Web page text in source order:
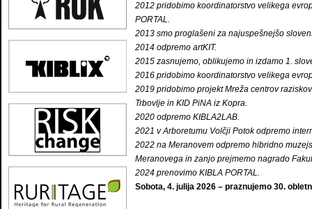
2012 pridobimo koordinatorstvo velikega
PORTAL.
2013 smo proglašeni za najuspešnejšo
2014 odpremo artKIT.
2015 zasnujemo, oblikujemo in izdamo 1.
2016 pridobimo koordinatorstvo velikega
2019 pridobimo projekt Mreža centrov
Trbovlje in KID PiNA iz Kopra.
2020 odpremo KIBLA2LAB.
2021 v Arboretumu Volčji Potok odpremo
2022 na Meranovem odpremo hibridno
Meranovega in zanjo prejmemo nagrado
2024 prenovimo KIBLA PORTAL.
Sobota, 4. julija 2026 – praznujemo 30.